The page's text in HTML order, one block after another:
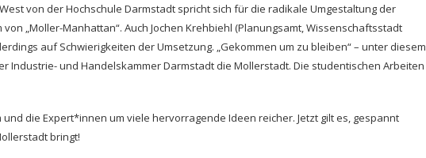
von der Hochschule Darmstadt spricht sich für die radikale Umgestaltung der
„Moller-Manhattan“. Auch Jochen Krehbiehl (Planungsamt, Wissenschaftsstadt
auf Schwierigkeiten der Umsetzung. „Gekommen um zu bleiben“ – unter diesem
Industrie- und Handelskammer Darmstadt die Mollerstadt. Die studentischen Arbeiten
die Expert*innen um viele hervorragende Ideen reicher. Jetzt gilt es, gespannt
bringt!